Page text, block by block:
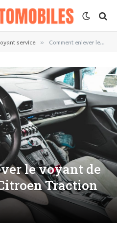
service » Comment enlever le voyant de service sur la Citroen Traction 11 ?
le voyant de
Traction